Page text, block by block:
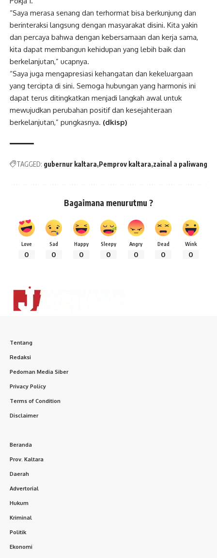
“Saya merasa senang dan terhormat bisa berkunjung dan
berinteraksi langsung dengan masyarakat disini. Kita yakin
dan percaya bahwa dengan kebersamaan dan kerja sama,
kita dapat membangun kehidupan yang lebih baik dan
berkelanjutan,” ucapnya.
“Saya juga mengapresiasi kehangatan dan kekeluargaan
yang tercipta di sini. Semoga hubungan yang harmonis ini
dapat terus ditingkatkan menjadi langkah awal untuk
mewujudkan perubahan positif dan kesejahteraan
berkelanjutan,” pungkasnya. (dkisp)
TAGGED: gubernur kaltara Pemprov kaltara zainal a paliwang
Bagaimana menurutmu ?
Love
0
Sad
0
Happy
0
Sleepy
0
Angry
0
Dead
0
Wink
0
Tentang
Redaksi
Pedoman Media Siber
Privacy Policy
Terms of Condition
Disclaimer
Beranda
Prov. Kaltara
Daerah
Advertorial
Hukum
Kriminal
Politik
Ekonomi